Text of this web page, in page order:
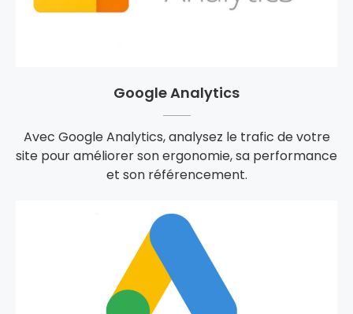
Google Analytics
Avec Google Analytics, analysez le trafic de votre
site pour améliorer son ergonomie, sa performance
et son référencement.